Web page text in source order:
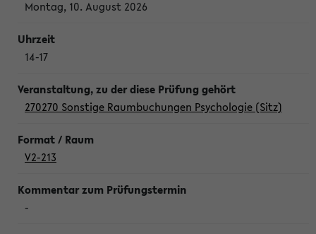
Montag, 10. August 2026
14-17
270270 Sonstige Raumbuchungen Psychologie (Sitz)
V2-213
-